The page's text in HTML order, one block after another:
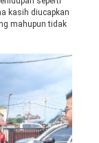
kasih diucapkan
mahupun tidak